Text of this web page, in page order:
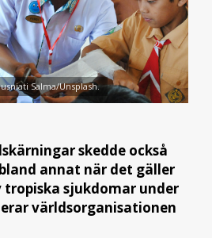
Salma/Unsplash.
skedde också
annat när det gäller
tropiska sjukdomar under
världsorganisationen